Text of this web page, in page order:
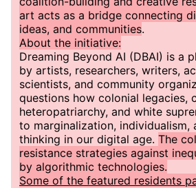
art acts as a bridge connecting
ideas, and communities.
About the initiative:
Dreaming Beyond AI (DBAI) is a
by artists, researchers, writers,
scientists, and community
questions how colonial legacies,
heteropatriarchy, and white
to marginalization, individualism,
thinking in our digital age. The
resistance strategies against
by algorithmic technologies.
Some of the featured residents